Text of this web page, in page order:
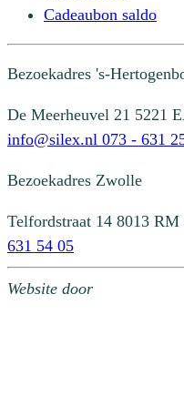
Cadeaubon saldo
Bezoekadres 's-
De Meerheuvel 21 5221
info@silex.nl 073 - 631
Bezoekadres Zwolle
Telfordstraat 14 8013
631 54 05
Website door